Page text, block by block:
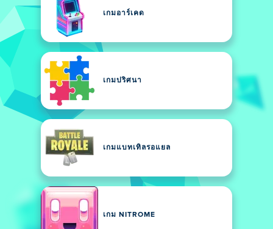
เกมอาร์เคด
เกมปริศนา
เกมแบทเทิลรอแยล
เกม NITROME